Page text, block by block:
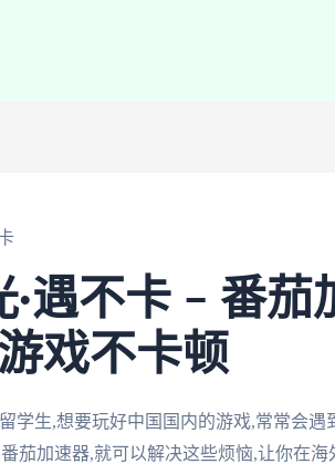
遇不卡 – 番茄
戏不卡顿
学生,想要玩好中国国内的游戏,常常会遇
茄加速器,就可以解决这些烦恼,让你在海